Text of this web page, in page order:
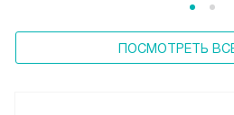
ПОСМОТРЕТЬ